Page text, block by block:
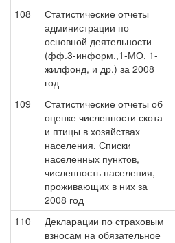
108
Статистические отчеты
администрации по
основной деятельности
(фф.3-информ.,1-МО, 1-
жилфонд, и др.) за 2008
год
109
Статистические отчеты об
оценке численности скота
и птицы в хозяйствах
населения. Списки
населенных пунктов,
численность населения,
проживающих в них за
2008 год
110
Декларации по страховым
взносам на обязательное